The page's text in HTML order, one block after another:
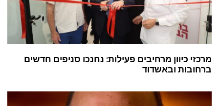
מרכזי כיוון מרחיבים פעילות: נחנכו סניפים חדשים
ברחובות ובאשדוד